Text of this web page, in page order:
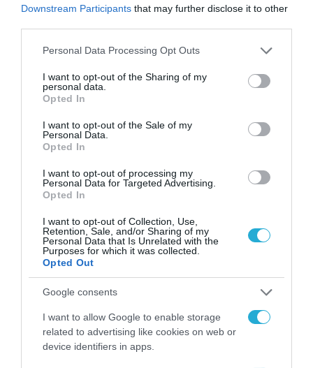
Downstream Participants that may further disclose it to other
Please note that this website/app uses one or more Google
not limited to your visit or usage behaviour. You may click to
grant or deny consent to Google and its third-party tags to
use your data for below specified purposes in below Google
consent section.
Personal Data Processing Opt Outs
I want to opt-out of the Sharing of my
personal data.
Opted In
I want to opt-out of the Sale of my
Personal Data.
Opted In
I want to opt-out of processing my
Personal Data for Targeted Advertising.
Opted In
I want to opt-out of Collection, Use,
Retention, Sale, and/or Sharing of my
Personal Data that Is Unrelated with the
Purposes for which it was collected.
Opted Out
Google consents
I want to allow Google to enable storage
related to advertising like cookies on web or
device identifiers in apps.
Ιδιαίτερα στην παρούσα συγκυρία που το μίσος προς τον
Εβραίο αναζωπυρώνεται με άλλο πρόσχημα αυτή τη
φορά αλλά με τον ίδιο μένος και τον ίδιο κώδικα. Έχω
τρομάξει με αυτά που διαβάζω. Από την οθόνη, ρέουν
μεσαιωνικούς copy/paste.
Ποτέ μου δεν θα σταματήσω να το επισημαίνω: όποιος
πιστεύει ότι το μίσος προς τον Εβραίο δεν τον αφορά
προσωπικά απλώς δεν έχει καταλάβει τίποτα.
Ολοκαύτωμα